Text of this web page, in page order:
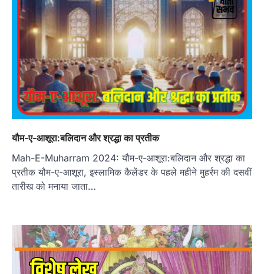
यौम-ए-आशूरा:बलिदान और श्रद्धा का प्रतीक
Mah-E-Muharram 2024: यौम-ए-आशूरा:बलिदान और श्रद्धा का
प्रतीक यौम-ए-आशूरा, इस्लामिक कैलेंडर के पहले महीने मुहर्रम की दसवीं
तारीख को मनाया जाता…